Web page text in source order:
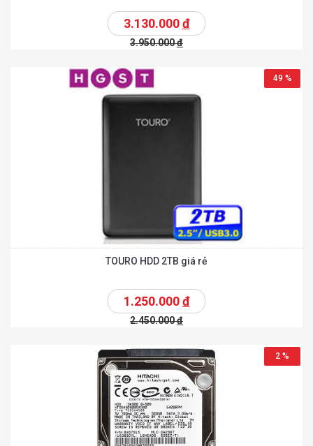
3.130.000đ
3.950.000đ
49 %
TOURO HDD 2TB giá rẻ
1.250.000đ
2.450.000đ
2 %